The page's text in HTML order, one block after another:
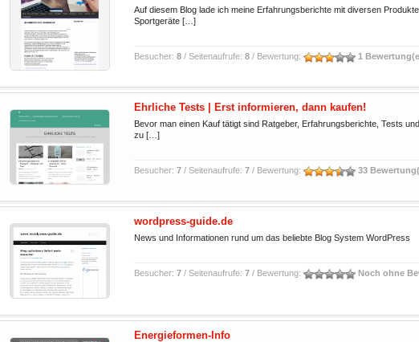
Auf diesem Blog lade ich meine Erfahrungsberichte mit diversen
Sportgeräte […]
Besucher: 8/ Seitenaufrufe: 8/ Bewertung: 1
Ehrliche Tests | Erst informieren, dann kaufen!
Bevor man einen Kauf tätigt sind Ratgeber, Erfahrungsberichte, Tests
zu […]
Besucher: 7/ Seitenaufrufe: 7/ Bewertung: 33
wordpress-guide.de
News und Informationen rund um das beliebte Blog System WordPress
Besucher: 7/ Seitenaufrufe: 7/ Bewertung: Noch ohne
Energieformen-Info